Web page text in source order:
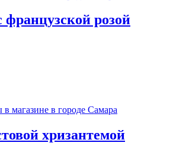
французской розой
хризантемой